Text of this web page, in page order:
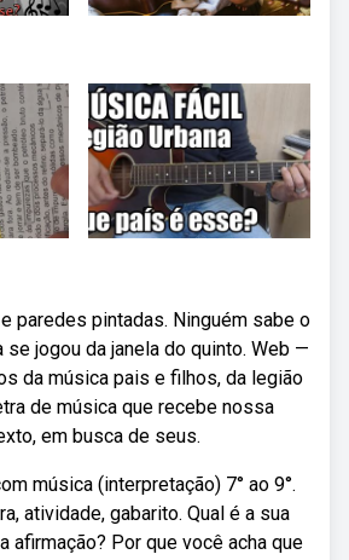
paredes pintadas. Ninguém sabe o
se jogou da janela do quinto. Web —
da música pais e filhos, da legião
de música que recebe nossa
em busca de seus.
música (interpretação) 7° ao 9°.
atividade, gabarito. Qual é a sua
afirmação? Por que você acha que